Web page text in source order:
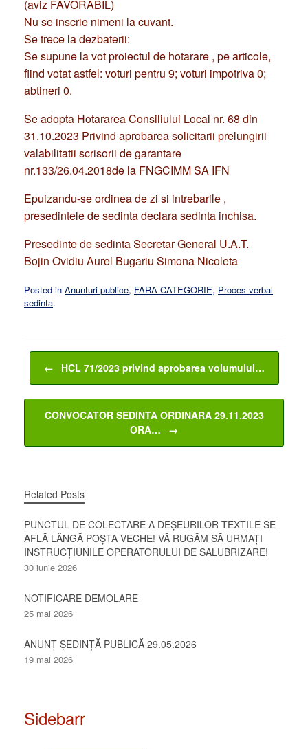
(aviz FAVORABIL)
Nu se inscrie nimeni la cuvant.
Se trece la dezbaterii:
Se supune la vot proiectul de hotarare , pe articole,
fiind votat astfel: voturi pentru 9; voturi impotriva 0;
abtineri 0.
Se adopta Hotararea Consiliului Local nr. 68 din
31.10.2023 Privind aprobarea solicitarii prelungirii
valabilitatii scrisorii de garantare
nr.133/26.04.2018de la FNGCIMM SA IFN
Epuizandu-se ordinea de zi si intrebarile ,
presedintele de sedinta declara sedinta inchisa.
Presedinte de sedinta Secretar General U.A.T.
Bojin Ovidiu Aurel Bugariu Simona Nicoleta
Posted in Anunturi publice, FARA CATEGORIE, Proces verbal
sedinta.
Post navigation
← HCL 71/2023 privind aprobarea volumului…
CONVOCATOR SEDINTA ORDINARA 29.11.2023
ORA…
→
Related Posts
PUNCTUL DE COLECTARE A DEȘEURILOR TEXTILE SE
AFLĂ LÂNGĂ POȘTA VECHE! VĂ RUGĂM SĂ URMAȚI
INSTRUCȚIUNILE OPERATORULUI DE SALUBRIZARE!
30 iunie 2026
NOTIFICARE DEMOLARE
25 mai 2026
ANUNȚ ȘEDINȚĂ PUBLICĂ 29.05.2026
19 mai 2026
Sidebarr